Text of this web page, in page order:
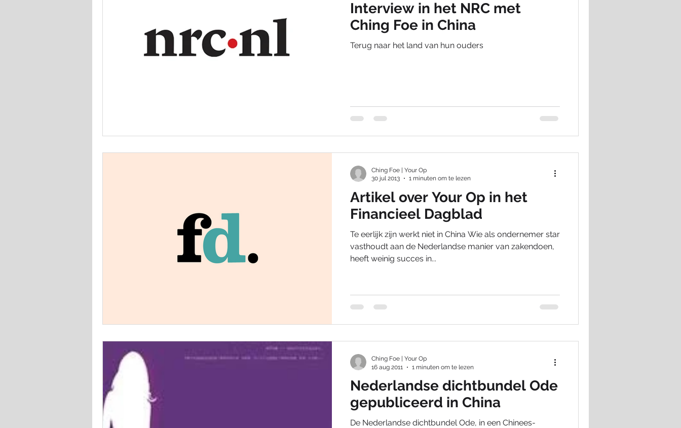
Interview in het NRC met
Ching Foe in China
Terug naar het land van hun ouders
Artikel over Your Op in het
Financieel Dagblad
Te eerlijk zijn werkt niet in China Wie als ondernemer star
vasthoudt aan de Nederlandse manier van zakendoen,
heeft weinig succes in...
Ching Foe | Your Op
30 jul 2013
1 minuten om te lezen
Nederlandse dichtbundel Ode
gepubliceerd in China
De Nederlandse dichtbundel Ode, in een Chinees-
Ching Foe | Your Op
16 aug 2011
1 minuten om te lezen